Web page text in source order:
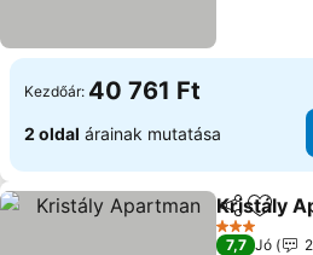
Kezdőár: 40 761 Ft
2 oldal árainak mutatása
Megosztás
Kristály
3 Kategória
7,7 Jó